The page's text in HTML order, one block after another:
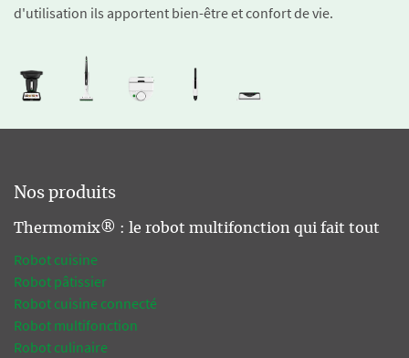
d'utilisation ils apportent bien-être et confort de vie.
Nos produits
Thermomix® : le robot multifonction qui fait tout
Robot cuisine
Robot pâtissier
Robot cuisine connecté
Robot multifonction
Robot culinaire